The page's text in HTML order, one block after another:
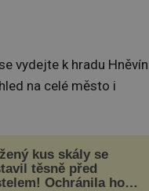
vydejte k hradu Hněvín.
na celé město i
kus skály se
těsně před
Ochránila ho